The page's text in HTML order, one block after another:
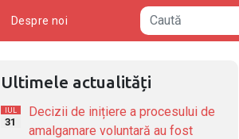
Despre noi
Ultimele actualități
IUL
31
Decizii de inițiere a procesului de
amalgamare voluntară au fost